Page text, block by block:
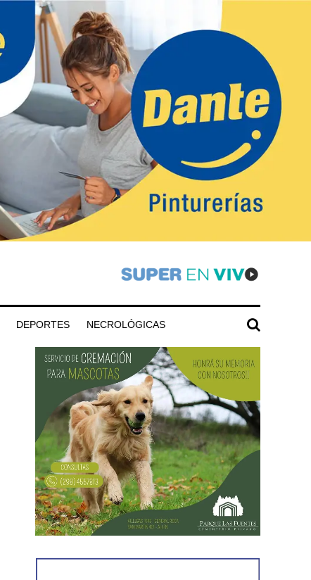
DEPORTES NECROLÓGICAS